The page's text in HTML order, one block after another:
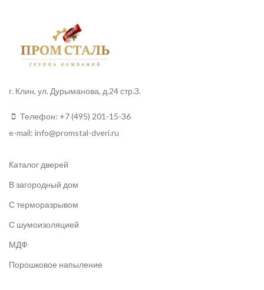
г. Клин, ул. Дурыманова, д.24 стр.3.
Телефон: +7 (495) 201-15-36
e-mail: info@promstal-dveri.ru
Каталог дверей
В загородный дом
С терморазрывом
С шумоизоляцией
МДФ
Порошковое напыление